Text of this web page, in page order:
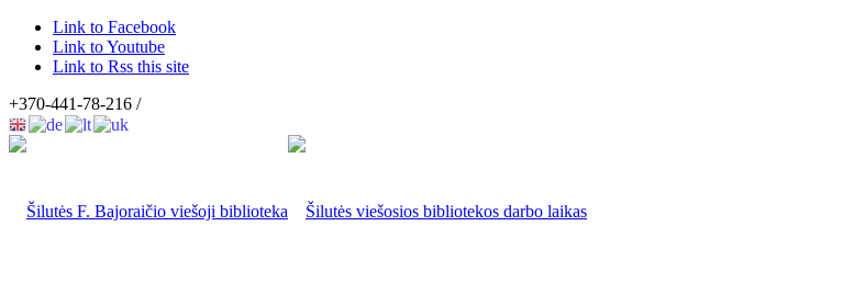
Link to Facebook
Link to Youtube
Link to Rss this site
+370-441-78-216 /